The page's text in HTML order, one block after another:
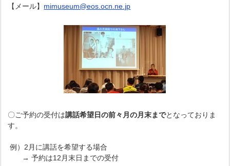
【メール】 mimuseum@eos.ocn.ne.jp
〇ご予約の受付は講話希望日の前々月の月末までとなっておりま
す。
例）2月に講話を希望する場合
→ 予約は12月末日までの受付